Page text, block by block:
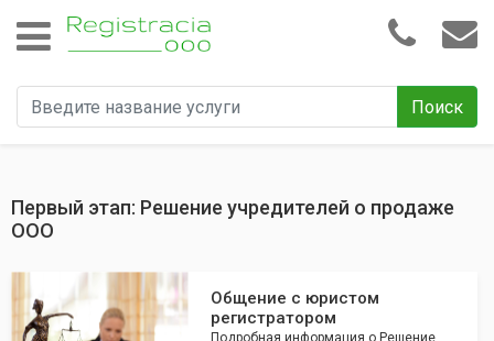
Поиск
Первый этап: Решение учредителей о продаже
ООО
Общение с юристом
регистратором
Подробная информация о Решение